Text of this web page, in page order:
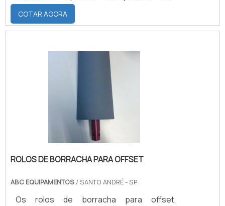
armários de alumínio, plástico ou ferro.
Além disso, trata-se de um equipamento
versátil a ponto de ser instalado em
efeitos estéticos que são inerentes à sua
fabricação, o armário de aço inox também
conta com a função de resistir às
intempéries e aos demais fatores.
COTAR AGORA
ROLOS DE BORRACHA PARA OFFSET
ABC EQUIPAMENTOS / SANTO ANDRÉ - SP
Os rolos de borracha para offset,